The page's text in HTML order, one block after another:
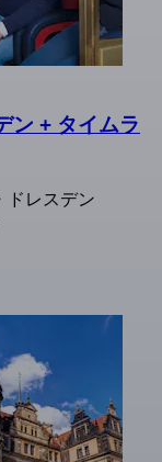
ン + タイムラ
ドレスデン